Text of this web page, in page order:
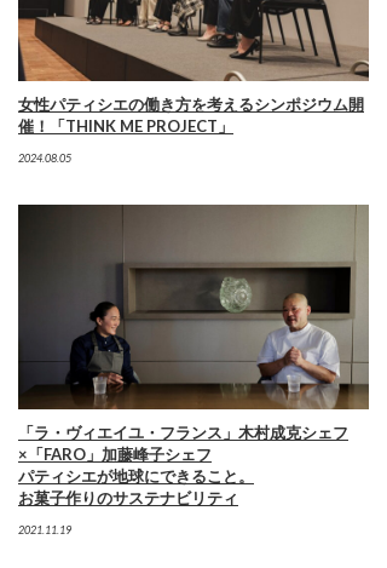
女性パティシエの働き方を考えるシンポジウム開
催！「THINK ME PROJECT」
2024.08.05
「ラ・ヴィエイユ・フランス」木村成克シェフ
×「FARO」加藤峰子シェフ
パティシエが地球にできること。
お菓子作りのサステナビリティ
2021.11.19